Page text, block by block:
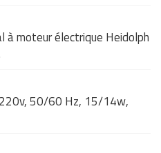
à moteur électrique Heidolph
50/60 Hz, 15/14w,